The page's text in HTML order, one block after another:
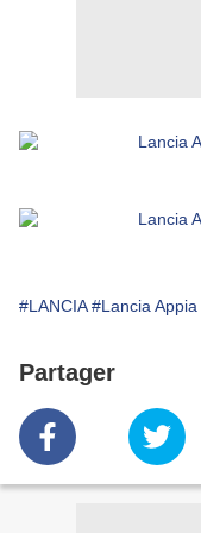
#LANCIA #Lancia Appia
Partager